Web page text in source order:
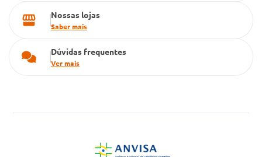
Nossas lojas
Saber mais
Dúvidas frequentes
Ver mais